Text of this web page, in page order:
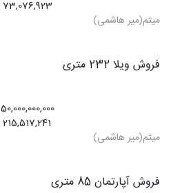
73,076,923
میثم(میر هاشمی)
فروش ویلا 232 متری
50,000,000,000
215,517,241
میثم(میر هاشمی)
فروش آپارتمان 85 متری